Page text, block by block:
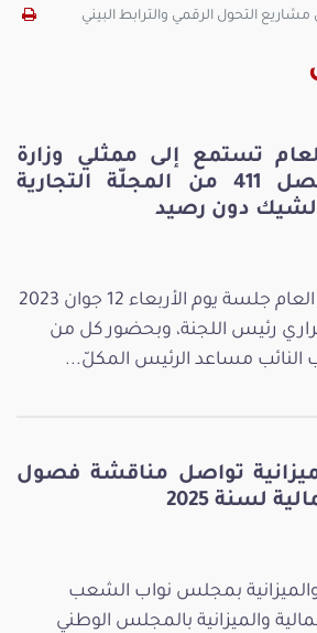
التحول الرقمي والترابط البيني
تستمع إلى ممثلي وزارة
العدل حول الفصل 411 من المجلّة التجارية
الشيك دون رصيد
عقدت لجنة التشريع العام جلسة يوم الأربعاء 12 جوان 2023
رئيس اللجنة، وبحضور كل من
مساعد الرئيس المكلّ...
تواصل مناقشة فصول
لسنة 2025
بمجلس نواب الشعب
والميزانية بالمجلس الوطني